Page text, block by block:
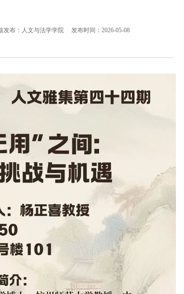
发布：人文与法学学院 发布时间：2026-05-08